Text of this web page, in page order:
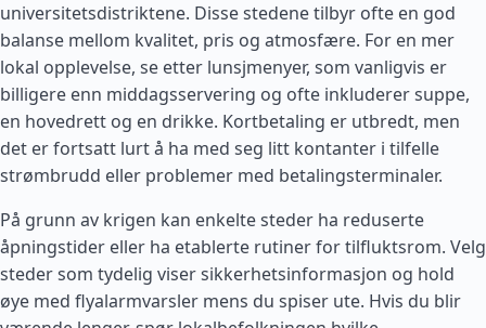
universitetsdistriktene. Disse stedene tilbyr ofte en god
balanse mellom kvalitet, pris og atmosfære. For en mer
lokal opplevelse, se etter lunsjmenyer, som vanligvis er
billigere enn middagsservering og ofte inkluderer suppe,
en hovedrett og en drikke. Kortbetaling er utbredt, men
det er fortsatt lurt å ha med seg litt kontanter i tilfelle
strømbrudd eller problemer med betalingsterminaler.
På grunn av krigen kan enkelte steder ha reduserte
åpningstider eller ha etablerte rutiner for tilfluktsrom. Velg
steder som tydelig viser sikkerhetsinformasjon og hold
øye med flyalarmvarsler mens du spiser ute. Hvis du blir